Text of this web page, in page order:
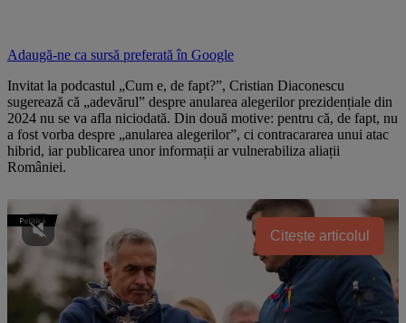
Adaugă-ne ca sursă preferată în Google
Invitat la podcastul „Cum e, de fapt?”, Cristian Diaconescu
sugerează că „adevărul” despre anularea alegerilor prezidențiale din
2024 nu se va afla niciodată. Din două motive: pentru că, de fapt, nu
a fost vorba despre „anularea alegerilor”, ci contracararea unui atac
hibrid, iar publicarea unor informații ar vulnerabiliza aliații
României.
Citește articolul